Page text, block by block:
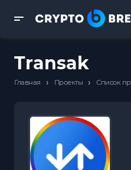
Transak
Главная › Проекты › Список